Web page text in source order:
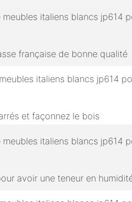
française de bonne qualité
et façonnez le bois
avoir une teneur en